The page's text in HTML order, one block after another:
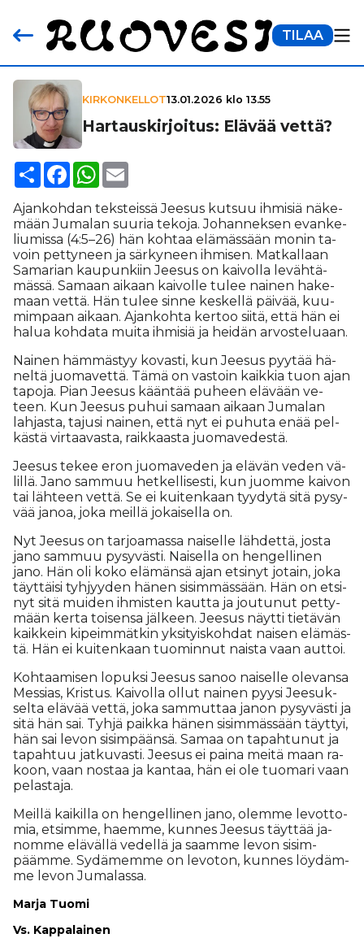
TILAA
KIRKONKELLOT13.01.2026 klo 13.55
Har­taus­kir­joi­tus: Elävää vettä?
Share FacebookWhatsApp
Ajan­koh­dan teks­teis­sä Jee­sus kut­suu ih­mi­siä nä­ke­
mään Ju­ma­lan suu­ria te­ko­ja. Jo­han­nek­sen evan­ke­
liu­mis­sa (4:5–26) hän koh­taa elä­mäs­sään mo­nin ta­
voin pet­ty­neen ja sär­ky­neen ih­mi­sen. Mat­kal­laan
Sa­ma­ri­an kau­pun­kiin Jee­sus on kai­vol­la le­väh­tä­
mäs­sä. Sa­maan ai­kaan kai­vol­le tu­lee nai­nen ha­ke­
maan vet­tä. Hän tu­lee sin­ne kes­kel­lä päi­vää, kuu­
mim­paan ai­kaan. Ajan­koh­ta ker­too sii­tä, et­tä hän ei
ha­lua koh­da­ta mui­ta ih­mi­siä ja hei­dän ar­vos­te­lu­aan.
Nai­nen häm­mäs­tyy ko­vas­ti, kun Jee­sus pyy­tää hä­
nel­tä juo­ma­vet­tä. Tämä on vas­toin kaik­kia tuon ajan
ta­po­ja. Pian Jee­sus kään­tää pu­heen elä­vään ve­
teen. Kun Jee­sus pu­hui sa­maan ai­kaan Ju­ma­lan
lah­jas­ta, ta­ju­si nai­nen, et­tä nyt ei pu­hu­ta enää pel­
käs­tä vir­taa­vas­ta, raik­kaas­ta juo­ma­ve­des­tä.
Jee­sus te­kee eron juo­ma­ve­den ja elä­vän ve­den vä­
lil­lä. Jano sam­muu het­kel­li­ses­ti, kun juom­me kai­von
tai läh­teen vet­tä. Se ei kui­ten­kaan tyy­dy­tä sitä py­sy­
vää ja­noa, joka meil­lä jo­kai­sel­la on.
Nyt Jee­sus on tar­jo­a­mas­sa nai­sel­le läh­det­tä, jos­ta
jano sam­muu py­sy­väs­ti. Nai­sel­la on hen­gel­li­nen
jano. Hän oli koko elä­män­sä ajan et­si­nyt jo­tain, joka
täyt­täi­si tyh­jyy­den hä­nen si­sim­mäs­sään. Hän on et­si­
nyt sitä mui­den ih­mis­ten kaut­ta ja jou­tu­nut pet­ty­
mään ker­ta toi­sen­sa jäl­keen. Jee­sus näyt­ti tie­tä­vän
kaik­kein ki­peim­mät­kin yk­si­tyis­koh­dat nai­sen elä­mäs­
tä. Hän ei kui­ten­kaan tuo­min­nut nais­ta vaan aut­toi.
Koh­taa­mi­sen lo­puk­si Jee­sus sa­noo nai­sel­le ole­van­sa
Mes­si­as, Kris­tus. Kai­vol­la ol­lut nai­nen pyy­si Jee­suk­
sel­ta elä­vää vet­tä, joka sam­mut­taa ja­non py­sy­väs­ti ja
sitä hän sai. Tyh­jä paik­ka hä­nen si­sim­mäs­sään täyt­tyi,
hän sai le­von si­sim­pään­sä. Sa­maa on ta­pah­tu­nut ja
ta­pah­tuu jat­ku­vas­ti. Jee­sus ei pai­na mei­tä maan ra­
koon, vaan nos­taa ja kan­taa, hän ei ole tuo­ma­ri vaan
pe­las­ta­ja.
Meil­lä kai­kil­la on hen­gel­li­nen jano, olem­me le­vot­to­
mia, et­sim­me, ha­em­me, kun­nes Jee­sus täyt­tää ja­
nom­me elä­väl­lä ve­del­lä ja saam­me le­von si­sim­
pääm­me. Sy­dä­mem­me on le­vo­ton, kun­nes löy­däm­
me le­von Ju­ma­las­sa.
Mar­ja Tuo­mi
Vs. Kap­pa­lai­nen